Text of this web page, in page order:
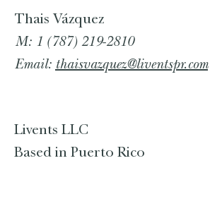
Thais Vázquez
M: 1 (787) 219-2810
Email: thaisvazquez@liventspr.com
Livents LLC
Based in Puerto Rico